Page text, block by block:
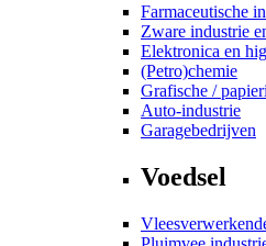
Farmaceutische
Zware industrie
Elektronica en
(Petro)chemie
Grafische /
Auto-industrie
Garagebedrijven
Voedsel